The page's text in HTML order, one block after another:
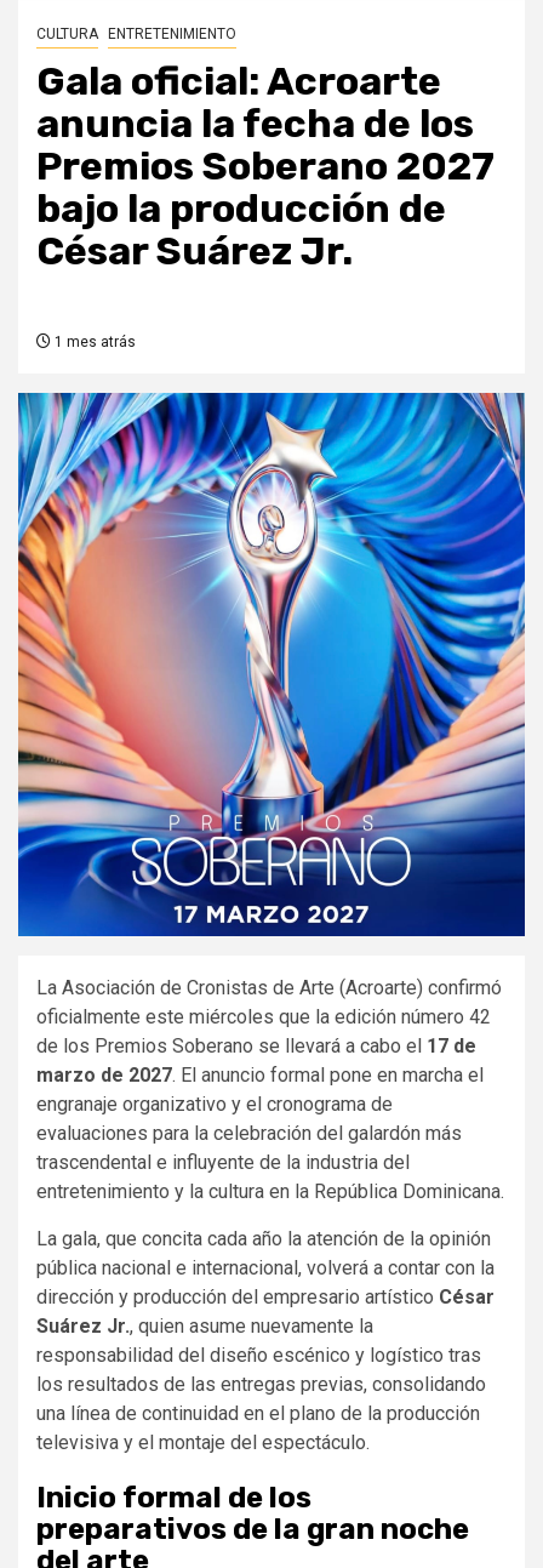
CULTURA ENTRETENIMIENTO
Gala oficial: Acroarte
anuncia la fecha de los
Premios Soberano 2027
bajo la producción de
César Suárez Jr.
1 mes atrás
La Asociación de Cronistas de Arte (Acroarte) confirmó
oficialmente este miércoles que la edición número 42
de los Premios Soberano se llevará a cabo el 17 de
marzo de 2027. El anuncio formal pone en marcha el
engranaje organizativo y el cronograma de
evaluaciones para la celebración del galardón más
trascendental e influyente de la industria del
entretenimiento y la cultura en la República Dominicana.
La gala, que concita cada año la atención de la opinión
pública nacional e internacional, volverá a contar con la
dirección y producción del empresario artístico César
Suárez Jr., quien asume nuevamente la
responsabilidad del diseño escénico y logístico tras
los resultados de las entregas previas, consolidando
una línea de continuidad en el plano de la producción
televisiva y el montaje del espectáculo.
Inicio formal de los
preparativos de la gran noche
del arte